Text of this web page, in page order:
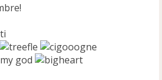
god